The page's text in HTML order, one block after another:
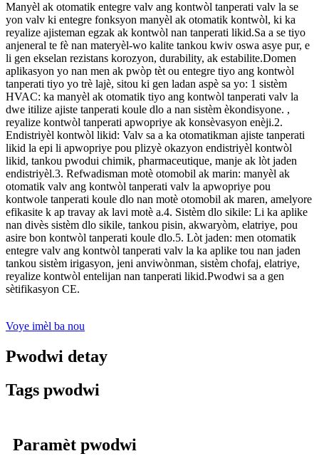
Manyèl ak otomatik entegre valv ang kontwòl tanperati valv la se
yon valv ki entegre fonksyon manyèl ak otomatik kontwòl, ki ka
reyalize ajisteman egzak ak kontwòl nan tanperati likid.Sa a se tiyo
anjeneral te fè nan materyèl-wo kalite tankou kwiv oswa asye pur, e
li gen ekselan rezistans korozyon, durability, ak estabilite.Domen
aplikasyon yo nan men ak pwòp tèt ou entegre tiyo ang kontwòl
tanperati tiyo yo trè lajè, sitou ki gen ladan aspè sa yo: 1 sistèm
HVAC: ka manyèl ak otomatik tiyo ang kontwòl tanperati valv la
dwe itilize ajiste tanperati koule dlo a nan sistèm èkondisyone. ,
reyalize kontwòl tanperati apwopriye ak konsèvasyon enèji.2.
Endistriyèl kontwòl likid: Valv sa a ka otomatikman ajiste tanperati
likid la epi li apwopriye pou plizyè okazyon endistriyèl kontwòl
likid, tankou pwodui chimik, pharmaceutique, manje ak lòt jaden
endistriyèl.3. Refwadisman motè otomobil ak marin: manyèl ak
otomatik valv ang kontwòl tanperati valv la apwopriye pou
kontwole tanperati koule dlo nan motè otomobil ak maren, amelyore
efikasite k ap travay ak lavi motè a.4. Sistèm dlo sikile: Li ka aplike
nan divès sistèm dlo sikile, tankou pisin, akwaryòm, elatriye, pou
asire bon kontwòl tanperati koule dlo.5. Lòt jaden: men otomatik
entegre valv ang kontwòl tanperati valv la ka aplike tou nan jaden
tankou sistèm irigasyon, jeni anviwònman, sistèm chofaj, elatriye,
reyalize kontwòl entelijan nan tanperati likid.Pwodwi sa a gen
sètifikasyon CE.
Voye imèl ba nou
Pwodwi detay
Tags pwodwi
Paramèt pwodwi